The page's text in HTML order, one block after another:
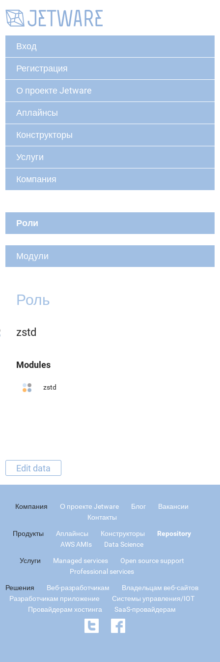
Вход
Регистрация
О проекте Jetware
Аплайнсы
Конструкторы
Услуги
Компания
Роли
Модули
Роль
zstd
Modules
zstd
Edit data
Компания О проекте Jetware Блог
Вакансии
Контакты
Продукты Аплайнсы Конструкторы
Repository
AWS AMIs
Data Science
Услуги Managed services
Open source support
Professional services
Решения Веб-разработчикам
Владельцам веб-сайтов
Разработчикам приложение
Системы управления/IOT
Провайдерам хостинга
SaaS-провайдерам